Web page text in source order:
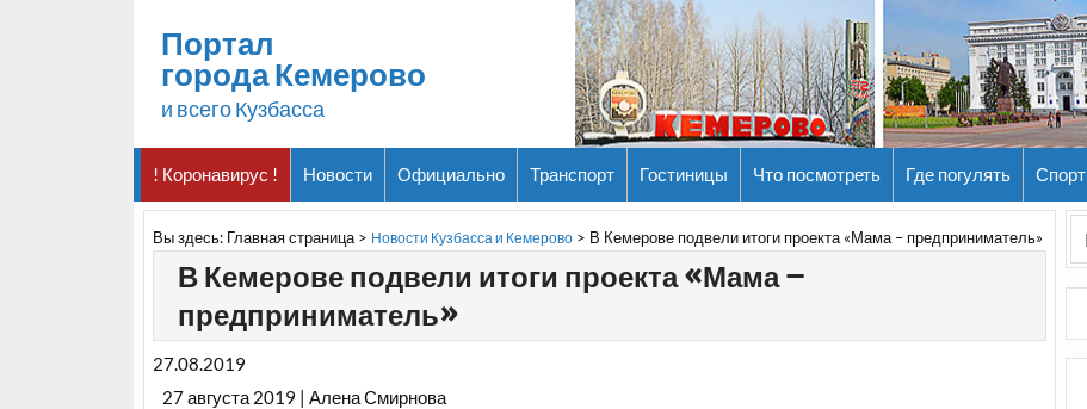
Портал
города Кемерово
и всего Кузбасса
! Коронавирус ! Новости Официально Транспорт Гостиницы Что посмотреть Где погулять Спорт
Вы здесь: Главная страница> Новости Кузбасса и Кемерово > В Кемерове подвели итоги проекта «Мама – предприниматель»
В Кемерове подвели итоги проекта «Мама –
предприниматель»
27.08.2019
27 августа 2019 | Алена Смирнова